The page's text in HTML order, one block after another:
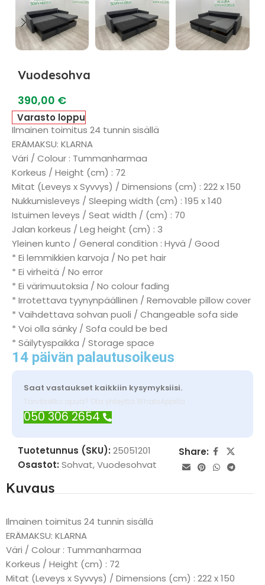
Vuodesohva
390,00 €
Varasto loppu
Ilmainen toimitus 24 tunnin sisällä
ERÄMAKSU: KLARNA
Väri / Colour : Tummanharmaa
Korkeus / Height (cm) : 72
Mitat (Leveys x Syvvys) / Dimensions (cm) : 222 x 150
Nukkumisleveys / Sleeping width (cm) : 195 x 140
Istuimen leveys / Seat width / (cm) : 70
Jalan korkeus / Leg height (cm) : 3
Yleinen kunto / General condition : Hyvä / Good
* Ei lemmikkien karvoja / No pet hair
* Ei virheitä / No error
* Ei värimuutoksia / No colour fading
* Irrotettava tyynynpäällinen / Removable pillow cover
* Vaihdettava sohvan puoli / Changeable sofa side
* Voi olla sänky / Sofa could be bed
* Säilytyspaikka / Storage space
14 päivän palautusoikeus
Saat vastaukset kaikkiin kysymyksiisi.
Tarvitsetko apua? Ota yhteyttä WhatsAppilla
050 306 2654
Tuotetunnus (SKU): 25051201
Osastot: Sohvat,Vuodesohvat
Share:
Kuvaus
Ilmainen toimitus 24 tunnin sisällä
ERÄMAKSU: KLARNA
Väri / Colour : Tummanharmaa
Korkeus / Height (cm) : 72
Mitat (Leveys x Syvvys) / Dimensions (cm) : 222 x 150